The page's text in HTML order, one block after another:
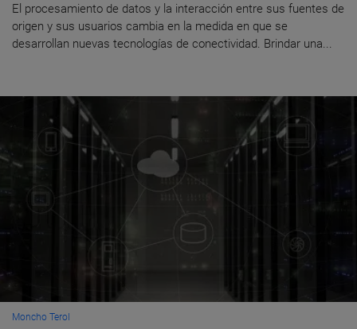
El procesamiento de datos y la interacción entre sus fuentes de
origen y sus usuarios cambia en la medida en que se
desarrollan nuevas tecnologías de conectividad. Brindar una...
Moncho Terol